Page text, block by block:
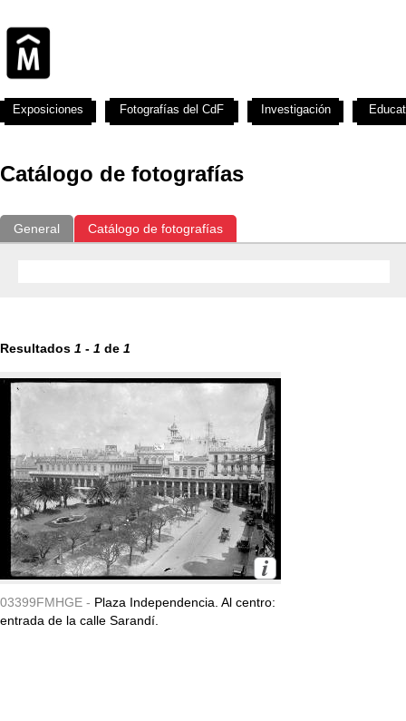
Catálogo de fotografías
General Catálogo de fotografías
Resultados 1 - 1 de 1
03399FMHGE - Plaza Independencia. Al centro:
entrada de la calle Sarandí.
Exposiciones Fotografías del CdF Investigación